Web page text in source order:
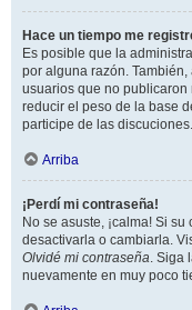
Hace un tiempo me
Es posible que la
por alguna razón.
usuarios que no
reducir el peso de la base
participe de las discuciones.
Arriba
¡Perdí mi contraseña!
No se asuste, ¡calma! Si
desactivarla o cambiarla.
Olvidé mi contraseña. Siga
nuevamente en muy poco